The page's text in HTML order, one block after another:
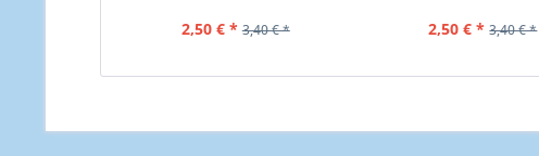
2,50 € * 3,40 € * 2,50 € * 3,40 € *